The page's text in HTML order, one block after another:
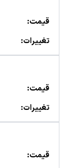
قیمت:
تغییرات:
قیمت:
تغییرات:
قیمت: